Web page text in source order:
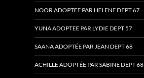
NOOR ADOPTEE PAR HELENE DEPT 67
YUNA ADOPTEE PAR LYDIE DEPT 57
SAANA ADOPTÉE PAR JEAN DEPT 68
ACHILLE ADOPTÉE PAR SABINE DEPT 68